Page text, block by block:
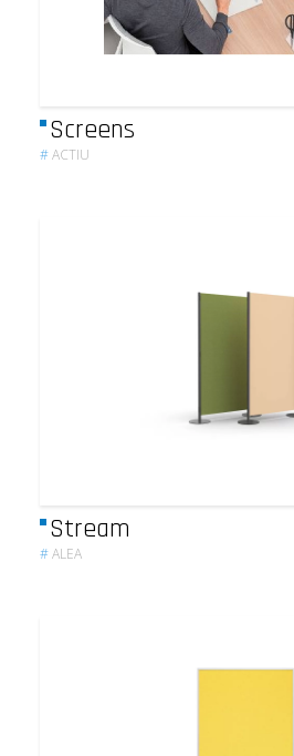
Screens
#ACTIU
Stream
#ALEA